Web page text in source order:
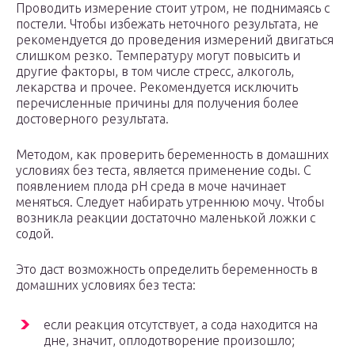
Проводить измерение стоит утром, не поднимаясь с
постели. Чтобы избежать неточного результата, не
рекомендуется до проведения измерений двигаться
слишком резко. Температуру могут повысить и
другие факторы, в том числе стресс, алкоголь,
лекарства и прочее. Рекомендуется исключить
перечисленные причины для получения более
достоверного результата.
Методом, как проверить беременность в домашних
условиях без теста, является применение соды. С
появлением плода pH среда в моче начинает
меняться. Следует набирать утреннюю мочу. Чтобы
возникла реакции достаточно маленькой ложки с
содой.
Это даст возможность определить беременность в
домашних условиях без теста:
если реакция отсутствует, а сода находится на
дне, значит, оплодотворение произошло;